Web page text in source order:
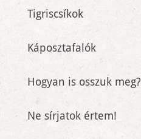
Tigriscsíkok
Káposztafalók
Hogyan is osszuk meg?
Ne sírjatok értem!